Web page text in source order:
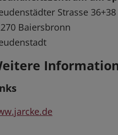
Strasse 36+38
Baiersbronn